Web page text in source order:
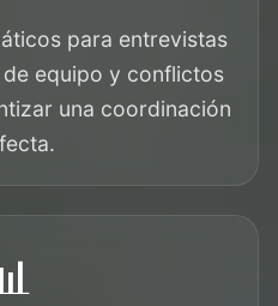
para entrevistas
equipo y conflictos
una coordinación